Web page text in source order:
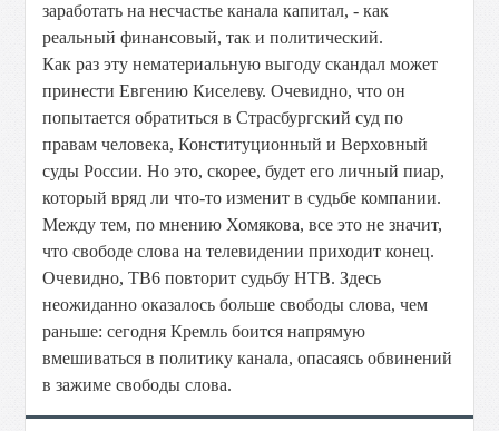
заработать на несчастье канала капитал, - как
реальный финансовый, так и политический.
Как раз эту нематериальную выгоду скандал может
принести Евгению Киселеву. Очевидно, что он
попытается обратиться в Страсбургский суд по
правам человека, Конституционный и Верховный
суды России. Но это, скорее, будет его личный пиар,
который вряд ли что-то изменит в судьбе компании.
Между тем, по мнению Хомякова, все это не значит,
что свободе слова на телевидении приходит конец.
Очевидно, ТВ6 повторит судьбу НТВ. Здесь
неожиданно оказалось больше свободы слова, чем
раньше: сегодня Кремль боится напрямую
вмешиваться в политику канала, опасаясь обвинений
в зажиме свободы слова.